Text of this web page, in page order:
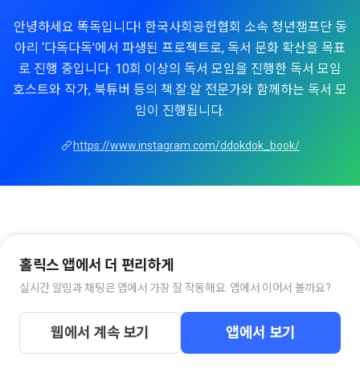
안녕하세요 똑독입니다! 한국사회공헌협회 소속 청년챔프단 동
아리 ‘다독다독’에서 파생된 프로젝트로, 독서 문화 확산을 목표
로 진행 중입니다. 10회 이상의 독서 모임을 진행한 독서 모임
호스트와 작가, 북튜버 등의 책.잘.알 전문가와 함께하는 독서 모
임이 진행됩니다.
https://www.instagram.com/ddokdok_book/
홀릭스 앱에서 더 편리하게
실시간 알림과 채팅은 앱에서 가장 잘 작동해요. 앱에서 이어서 볼까요?
웹에서 계속 보기 앱에서 보기